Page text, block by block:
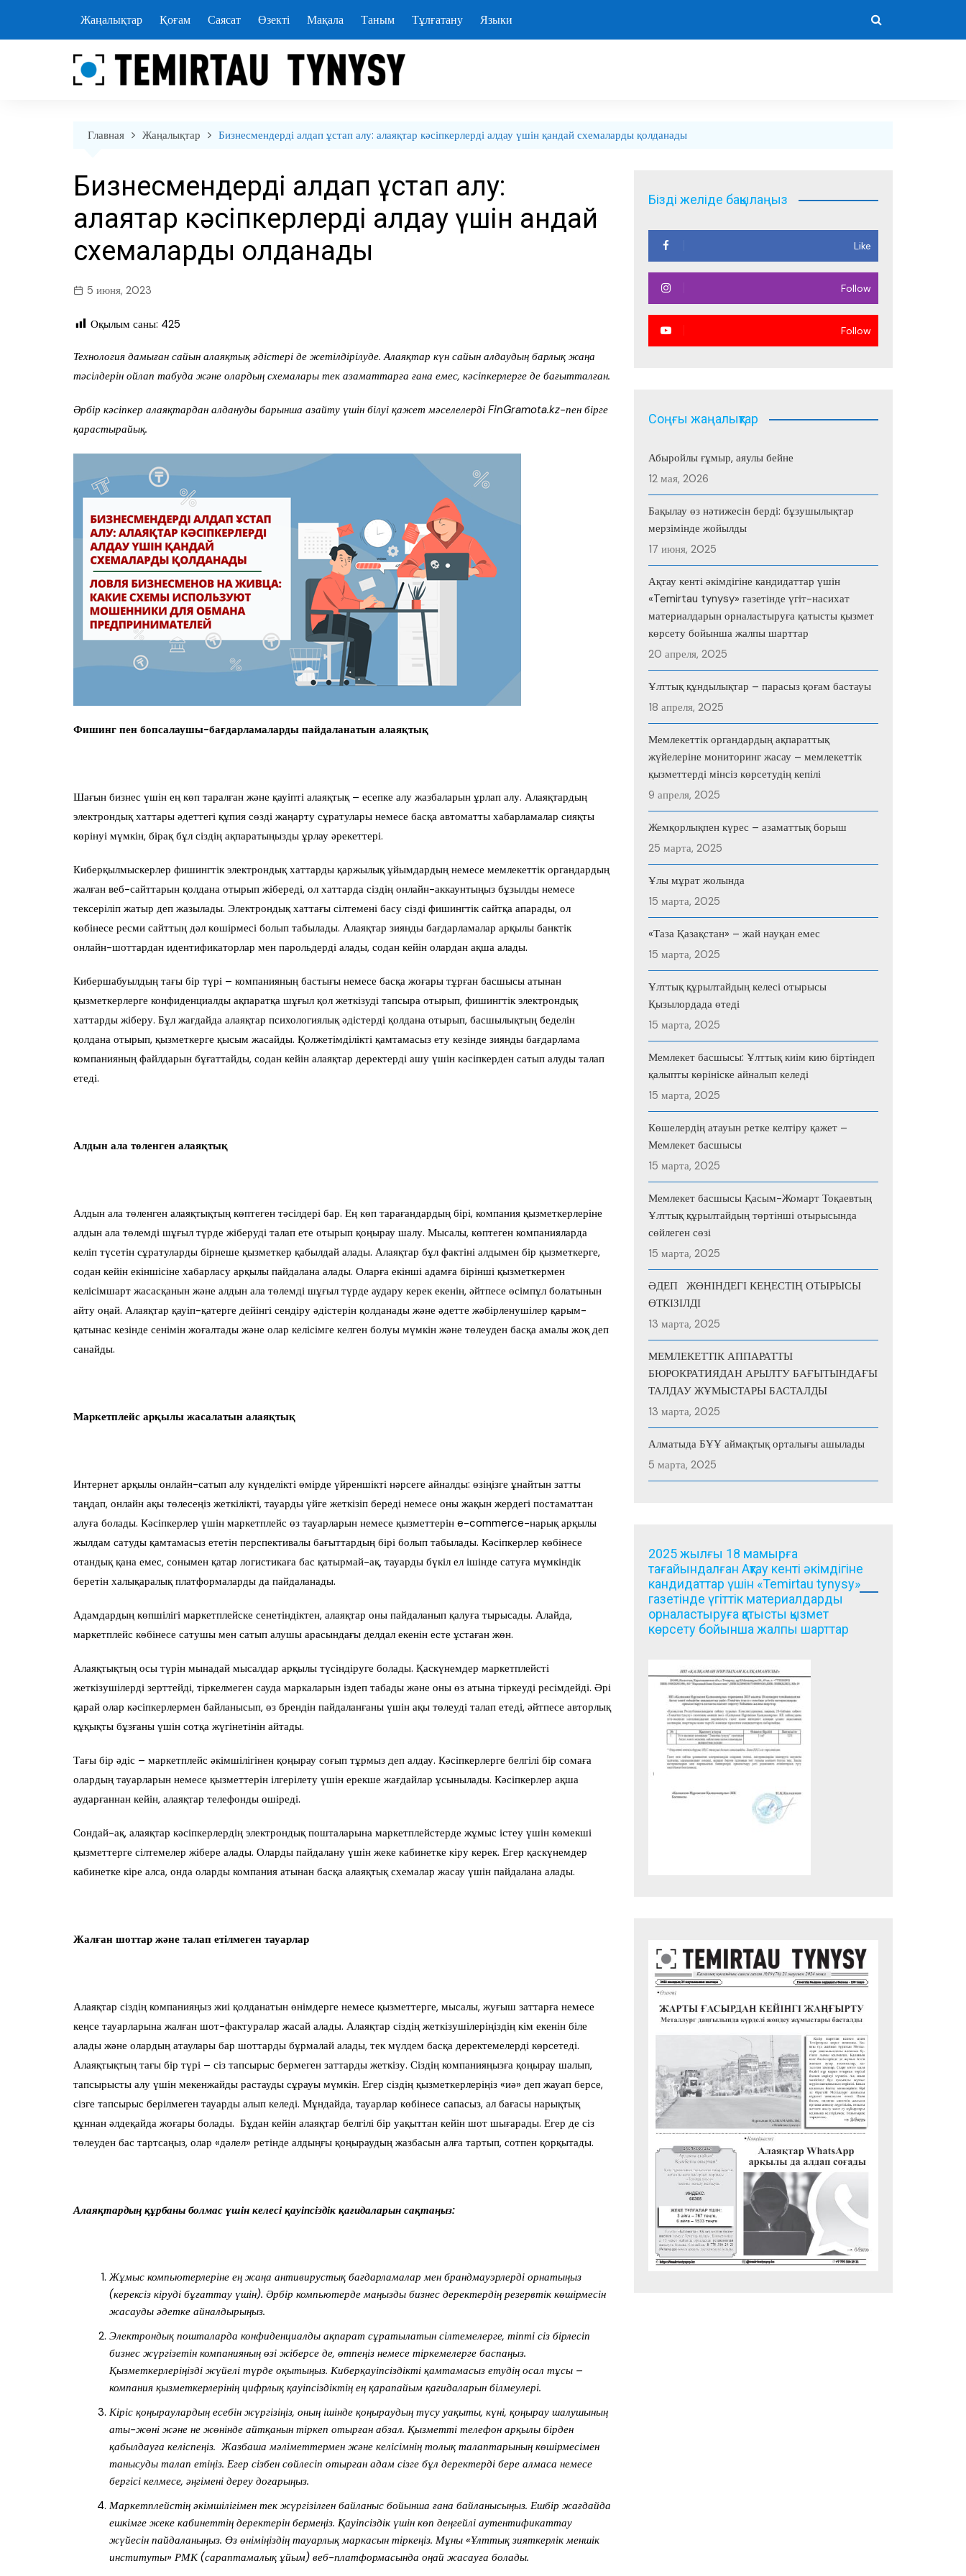
содержанию
Жаңалықтар Қоғам Саясат Өзекті Мақала Таным Тұлғатану Языки
Главная Жаңалықтар Бизнесмендерді алдап ұстап алу: алаяқтар кәсіпкерлерді алдау үшін қандай схемаларды қолданады
Бизнесмендерді алдап ұстап алу:
алаяқтар кәсіпкерлерді алдау үшін қандай
схемаларды қолданады
5 июня, 2023
Оқылым саны: 425
Технология дамыған сайын алаяқтық әдістері де жетілдірілуде. Алаяқтар күн сайын алдаудың барлық жаңа
тәсілдерін ойлап табуда және олардың схемалары тек азаматтарға ғана емес, кәсіпкерлерге де бағытталған.
Әрбір кәсіпкер алаяқтардан алдануды барынша азайту үшін білуі қажет мәселелерді FinGramota.kz-пен бірге
қарастырайық.
Фишинг пен бопсалаушы-бағдарламаларды пайдаланатын алаяқтық
Шағын бизнес үшін ең көп таралған және қауіпті алаяқтық – есепке алу жазбаларын ұрлап алу. Алаяқтардың
электрондық хаттары әдеттегі құпия сөзді жаңарту сұратулары немесе басқа автоматты хабарламалар сияқты
көрінуі мүмкін, бірақ бұл сіздің ақпаратыңызды ұрлау әрекеттері.
Киберқылмыскерлер фишингтік электрондық хаттарды қаржылық ұйымдардың немесе мемлекеттік органдардың
жалған веб-сайттарын қолдана отырып жібереді, ол хаттарда сіздің онлайн-аккаунтыңыз бұзылды немесе
тексеріліп жатыр деп жазылады. Электрондық хаттағы сілтемені басу сізді фишингтік сайтқа апарады, ол
көбінесе ресми сайттың дәл көшірмесі болып табылады. Алаяқтар зиянды бағдарламалар арқылы банктік
онлайн-шоттардан идентификаторлар мен парольдерді алады, содан кейін олардан ақша алады.
Кибершабуылдың тағы бір түрі – компанияның бастығы немесе басқа жоғары тұрған басшысы атынан
қызметкерлерге конфиденциалды ақпаратқа шұғыл қол жеткізуді тапсыра отырып, фишингтік электрондық
хаттарды жіберу. Бұл жағдайда алаяқтар психологиялық әдістерді қолдана отырып, басшылықтың беделін
қолдана отырып, қызметкерге қысым жасайды. Қолжетімділікті қамтамасыз ету кезінде зиянды бағдарлама
компанияның файлдарын бұғаттайды, содан кейін алаяқтар деректерді ашу үшін кәсіпкерден сатып алуды талап
етеді.
Алдын ала төленген алаяқтық
Алдын ала төленген алаяқтықтың көптеген тәсілдері бар. Ең көп тарағандардың бірі, компания қызметкерлеріне
алдын ала төлемді шұғыл түрде жіберуді талап ете отырып қоңырау шалу. Мысалы, көптеген компанияларда
келіп түсетін сұратуларды бірнеше қызметкер қабылдай алады. Алаяқтар бұл фактіні алдымен бір қызметкерге,
содан кейін екіншісіне хабарласу арқылы пайдалана алады. Оларға екінші адамға бірінші қызметкермен
келісімшарт жасасқанын және алдын ала төлемді шұғыл түрде аудару керек екенін, әйтпесе өсімпұл болатынын
айту оңай. Алаяқтар қауіп-қатерге дейінгі сендіру әдістерін қолданады және әдетте жәбірленушілер қарым-
қатынас кезінде сенімін жоғалтады және олар келісімге келген болуы мүмкін және төлеуден басқа амалы жоқ деп
санайды.
Маркетплейс арқылы жасалатын алаяқтық
Интернет арқылы онлайн-сатып алу күнделікті өмірде үйреншікті нәрсеге айналды: өзіңізге ұнайтын затты
таңдап, онлайн ақы төлесеңіз жеткілікті, тауарды үйге жеткізіп береді немесе оны жақын жердегі постаматтан
алуға болады. Кәсіпкерлер үшін маркетплейс өз тауарларын немесе қызметтерін e-commerce-нарық арқылы
жылдам сатуды қамтамасыз ететін перспективалы бағыттардың бірі болып табылады. Кәсіпкерлер көбінесе
отандық қана емес, сонымен қатар логистикаға бас қатырмай-ақ, тауарды бүкіл ел ішінде сатуға мүмкіндік
беретін халықаралық платформаларды да пайдаланады.
Адамдардың көпшілігі маркетплейске сенетіндіктен, алаяқтар оны пайдаланып қалуға тырысады. Алайда,
маркетплейс көбінесе сатушы мен сатып алушы арасындағы делдал екенін есте ұстаған жөн.
Алаяқтықтың осы түрін мынадай мысалдар арқылы түсіндіруге болады. Қаскүнемдер маркетплейсті
жеткізушілерді зерттейді, тіркелмеген сауда маркаларын іздеп табады және оны өз атына тіркеуді ресімдейді. Әрі
қарай олар кәсіпкерлермен байланысып, өз брендін пайдаланғаны үшін ақы төлеуді талап етеді, әйтпесе авторлық
құқықты бұзғаны үшін сотқа жүгінетінін айтады.
Тағы бір әдіс – маркетплейс әкімшілігінен қоңырау соғып тұрмыз деп алдау. Кәсіпкерлерге белгілі бір сомаға
олардың тауарларын немесе қызметтерін ілгерілету үшін ерекше жағдайлар ұсынылады. Кәсіпкерлер ақша
аударғаннан кейін, алаяқтар телефонды өшіреді.
Сондай-ақ, алаяқтар кәсіпкерлердің электрондық пошталарына маркетплейстерде жұмыс істеу үшін көмекші
қызметтерге сілтемелер жібере алады. Оларды пайдалану үшін жеке кабинетке кіру керек. Егер қаскүнемдер
кабинетке кіре алса, онда оларды компания атынан басқа алаяқтық схемалар жасау үшін пайдалана алады.
Жалған шоттар және талап етілмеген тауарлар
Алаяқтар сіздің компанияңыз жиі қолданатын өнімдерге немесе қызметтерге, мысалы, жуғыш заттарға немесе
кеңсе тауарларына жалған шот-фактуралар жасай алады. Алаяқтар сіздің жеткізушілеріңіздің кім екенін біле
алады және олардың атаулары бар шоттарды бұрмалай алады, тек мүлдем басқа деректемелерді көрсетеді.
Алаяқтықтың тағы бір түрі – сіз тапсырыс бермеген заттарды жеткізу. Сіздің компанияңызға қоңырау шалып,
тапсырысты алу үшін мекенжайды растауды сұрауы мүмкін. Егер сіздің қызметкерлеріңіз «иә» деп жауап берсе,
сізге тапсырыс берілмеген тауарды алып келеді. Мұндайда, тауарлар көбінесе сапасыз, ал бағасы нарықтық
құннан әлдеқайда жоғары болады. Бұдан кейін алаяқтар белгілі бір уақыттан кейін шот шығарады. Егер де сіз
төлеуден бас тартсаңыз, олар «дәлел» ретінде алдыңғы қоңыраудың жазбасын алға тартып, сотпен қорқытады.
Алаяқтардың құрбаны болмас үшін келесі қауіпсіздік қағидаларын сақтаңыз:
Жұмыс компьютерлеріне ең жаңа антивирустық бағдарламалар мен брандмауэрлерді орнатыңыз
(керексіз кіруді бұғаттау үшін). Әрбір компьютерде маңызды бизнес деректердің резервтік көшірмесін
жасауды әдетке айналдырыңыз.
Электрондық пошталарда конфиденциалды ақпарат сұратылатын сілтемелерге, тіпті сіз бірлесіп
бизнес жүргізетін компанияның өзі жіберсе де, өтпеңіз немесе тіркемелерге баспаңыз.
Қызметкерлеріңізді жүйелі түрде оқытыңыз. Киберқауіпсіздікті қамтамасыз етудің осал тұсы –
компания қызметкерлерінің цифрлық қауіпсіздіктің ең қарапайым қағидаларын білмеулері.
Кіріс қоңыраулардың есебін жүргізіңіз, оның ішінде қоңыраудың түсу уақыты, күні, қоңырау шалушының
аты-жөні және не жөнінде айтқанын тіркеп отырған абзал. Қызметті телефон арқылы бірден
қабылдауға келіспеңіз. Жазбаша мәліметтермен және келісімнің толық талаптарының көшірмесімен
танысуды талап етіңіз. Егер сізбен сөйлесіп отырған адам сізге бұл деректерді бере алмаса немесе
бергісі келмесе, әңгімені дереу доғарыңыз.
Маркетплейстің әкімшілігімен тек жүргізілген байланыс бойынша ғана байланысыңыз. Ешбір жағдайда
ешкімге жеке кабинеттің деректерін бермеңіз. Қауіпсіздік үшін көп деңгейлі аутентификаттау
жүйесін пайдаланыңыз. Өз өніміңіздің тауарлық маркасын тіркеңіз. Мұны «Ұлттық зияткерлік меншік
институты» РМК (сараптамалық ұйым) веб-платформасында оңай жасауға болады.
Бізді желіде бақылаңыз
Like
Follow
Follow
Соңғы жаңалықтар
Абыройлы ғұмыр, аяулы бейне
12 мая, 2026
Бақылау өз нәтижесін берді: бұзушылықтар
мерзімінде жойылды
17 июня, 2025
Ақтау кенті әкімдігіне кандидаттар үшін
«Temirtau tynysy» газетінде үгіт-насихат
материалдарын орналастыруға қатысты қызмет
көрсету бойынша жалпы шарттар
20 апреля, 2025
Ұлттық құндылықтар – парасыз қоғам бастауы
18 апреля, 2025
Мемлекеттік органдардың ақпараттық
жүйелеріне мониторинг жасау – мемлекеттік
қызметтерді мінсіз көрсетудің кепілі
9 апреля, 2025
Жемқорлықпен күрес – азаматтық борыш
25 марта, 2025
Ұлы мұрат жолында
15 марта, 2025
«Таза Қазақстан» – жай науқан емес
15 марта, 2025
Ұлттық құрылтайдың келесі отырысы
Қызылордада өтеді
15 марта, 2025
Мемлекет басшысы: Ұлттық киім кию біртіндеп
қалыпты көрініске айналып келеді
15 марта, 2025
Көшелердің атауын ретке келтіру қажет –
Мемлекет басшысы
15 марта, 2025
Мемлекет басшысы Қасым-Жомарт Тоқаевтың
Ұлттық құрылтайдың төртінші отырысында
сөйлеген сөзі
15 марта, 2025
ӘДЕП ЖӨНІНДЕГІ КЕҢЕСТІҢ ОТЫРЫСЫ
ӨТКІЗІЛДІ
13 марта, 2025
МЕМЛЕКЕТТІК АППАРАТТЫ
БЮРОКРАТИЯДАН АРЫЛТУ БАҒЫТЫНДАҒЫ
ТАЛДАУ ЖҰМЫСТАРЫ БАСТАЛДЫ
13 марта, 2025
Алматыда БҰҰ аймақтық орталығы ашылады
5 марта, 2025
2025 жылғы 18 мамырға
тағайындалған Ақтау кенті әкімдігіне
кандидаттар үшін «Temirtau tynysy»
газетінде үгіттік материалдарды
орналастыруға қатысты қызмет
көрсету бойынша жалпы шарттар